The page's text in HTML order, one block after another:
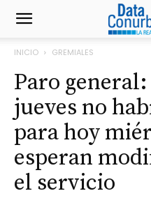
INICIO GREMIALES
Paro
jueves no
para hoy
esperan
el servicio